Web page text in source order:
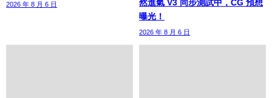
2026 年 8 月 6 日
然進氣 V3 同步測試中，CG 預想
曝光！
2026 年 8 月 6 日